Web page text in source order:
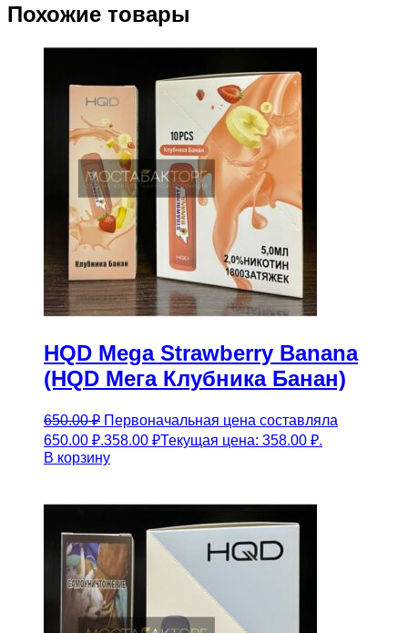
Похожие товары
HQD Mega Strawberry Banana
(HQD Мега Клубника Банан)
650.00₽ Первоначальная цена составляла
650.00 ₽.358.00 ₽Текущая цена: 358.00 ₽.
В корзину